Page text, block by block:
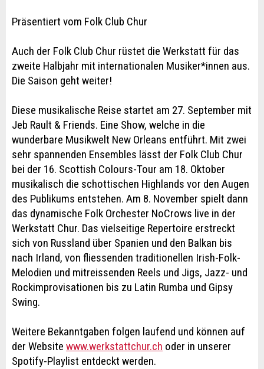
Präsentiert vom Folk Club Chur
Auch der Folk Club Chur rüstet die Werkstatt für das
zweite Halbjahr mit internationalen Musiker*innen aus.
Die Saison geht weiter!
Diese musikalische Reise startet am 27. September mit
Jeb Rault & Friends. Eine Show, welche in die
wunderbare Musikwelt New Orleans entführt. Mit zwei
sehr spannenden Ensembles lässt der Folk Club Chur
bei der 16. Scottish Colours-Tour am 18. Oktober
musikalisch die schottischen Highlands vor den Augen
des Publikums entstehen. Am 8. November spielt dann
das dynamische Folk Orchester NoCrows live in der
Werkstatt Chur. Das vielseitige Repertoire erstreckt
sich von Russland über Spanien und den Balkan bis
nach Irland, von fliessenden traditionellen Irish-Folk-
Melodien und mitreissenden Reels und Jigs, Jazz- und
Rockimprovisationen bis zu Latin Rumba und Gipsy
Swing.
Weitere Bekanntgaben folgen laufend und können auf
der Website www.werkstattchur.ch oder in unserer
Spotify-Playlist entdeckt werden.